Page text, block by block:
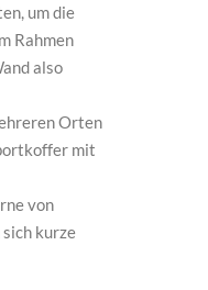
um die
Rahmen
also
Orten
mit
von
kurze